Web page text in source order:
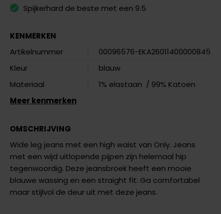
Spijkerhard de beste met een 9.5
KENMERKEN
Artikelnummer
:
00096576-EKA26011400000845
Kleur
:
blauw
Materiaal
: 1% elastaan / 99% Katoen
Meer kenmerken
OMSCHRIJVING
Wide leg jeans met een high waist van Only. Jeans
met een wijd uitlopende pijpen zijn helemaal hip
tegenwoordig. Deze jeansbroek heeft een mooie
blauwe wassing en een straight fit. Ga comfortabel
maar stijlvol de deur uit met deze jeans.